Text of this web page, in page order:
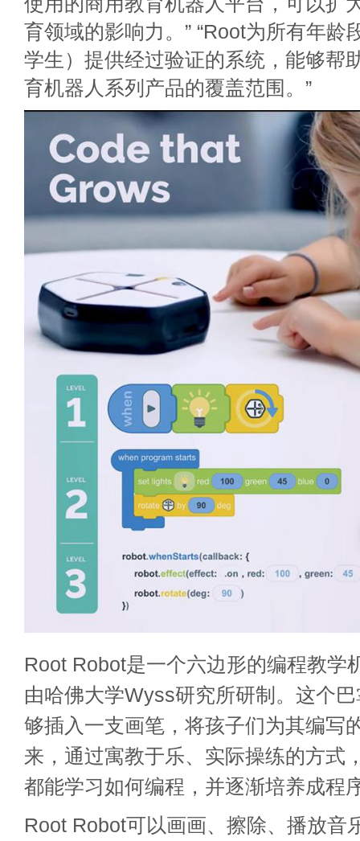
育领域的影响力。” “Root为所有年龄
学生）提供经过验证的系统，能够帮
育机器人系列产品的覆盖范围。”
Root Robot是一个六边形的编程教学
由哈佛大学Wyss研究所研制。这个
够插入一支画笔，将孩子们为其编写
来，通过寓教于乐、实际操练的方式
都能学习如何编程，并逐渐培养成程
Root Robot可以画画、擦除、播放音